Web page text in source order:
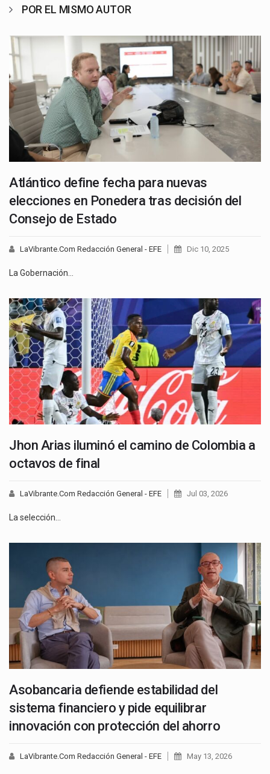
POR EL MISMO AUTOR
Atlántico define fecha para nuevas
elecciones en Ponedera tras decisión del
Consejo de Estado
LaVibrante.Com Redacción General - EFE Dic 10, 2025
La Gobernación…
Jhon Arias iluminó el camino de Colombia a
octavos de final
LaVibrante.Com Redacción General - EFE Jul 03, 2026
La selección…
Asobancaria defiende estabilidad del
sistema financiero y pide equilibrar
innovación con protección del ahorro
LaVibrante.Com Redacción General - EFE May 13, 2026